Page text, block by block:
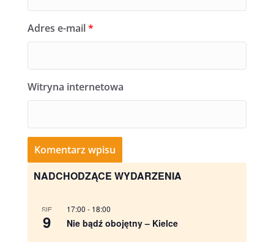
Adres e-mail*
Witryna internetowa
NADCHODZĄCE WYDARZENIA
SIE
9
17:00 - 18:00
Nie bądź obojętny – Kielce